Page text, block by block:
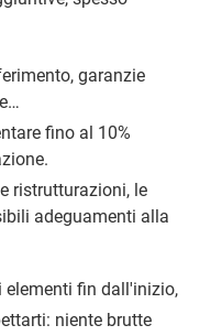
garanzie
fino al 10%
ristrutturazioni, le
adeguamenti alla
elementi fin dall'inizio,
niente brutte